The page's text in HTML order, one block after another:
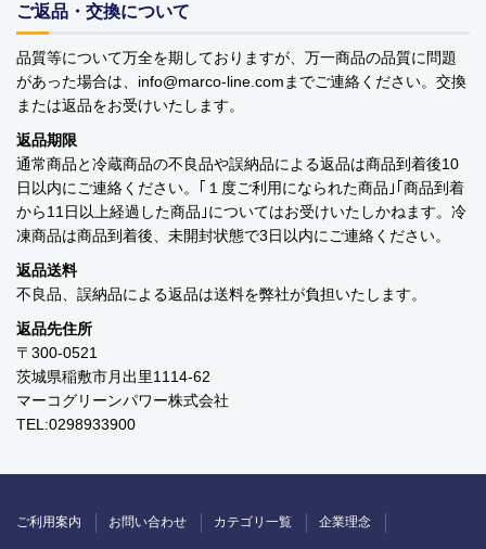
ご返品・交換について
品質等について万全を期しておりますが、万一商品の品質に問題
があった場合は、info
marco-line.com までご連絡ください。交換
または返品をお受けいたします。
返品期限
通常商品と冷蔵商品の不良品や誤納品による返品は商品到着後10
日以内にご連絡ください。｢１度ご利用になられた商品｣｢商品到着
から11日以上経過した商品｣についてはお受けいたしかねます。冷
凍商品は商品到着後、未開封状態で3日以内にご連絡ください。
返品送料
不良品、誤納品による返品は送料を弊社が負担いたします。
返品先住所
〒300-0521
茨城県稲敷市月出里1114-62
マーコグリーンパワー株式会社
TEL:0298933900
ご利用案内 お問い合わせ カテゴリ一覧 企業理念